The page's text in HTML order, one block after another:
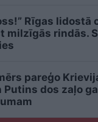
Rīgas lidostā
milzīgās rindās.
pareģo
Putins dos zaļo